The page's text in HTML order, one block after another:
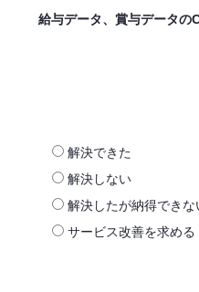
給与データ、賞与データの
解決できた
解決しない
解決したが納得できな
サービス改善を求める